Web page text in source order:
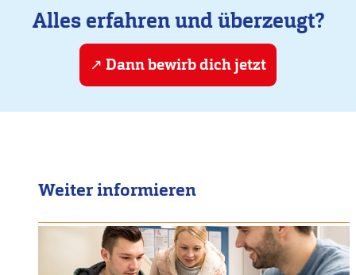
Alles erfahren und überzeugt?
Dann bewirb dich jetzt
Weiter informieren